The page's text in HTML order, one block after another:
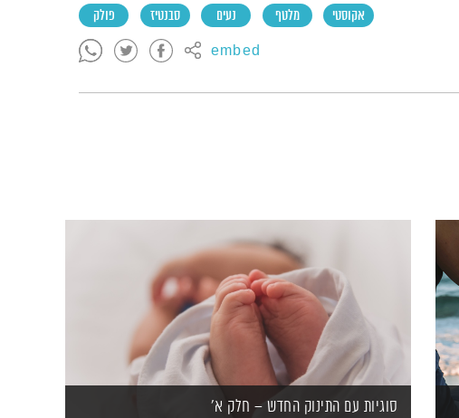
אקוסטי מלטף נעים סבנטיז פולק
embed
סוגיות עם התינוק החדש – חלק א'